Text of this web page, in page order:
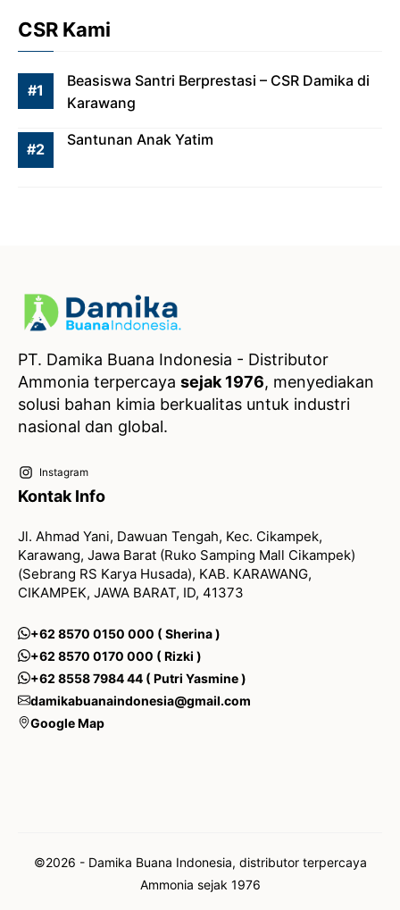
CSR Kami
Beasiswa Santri Berprestasi – CSR Damika di
Karawang
Santunan Anak Yatim
PT. Damika Buana Indonesia - Distributor
Ammonia terpercaya sejak 1976, menyediakan
solusi bahan kimia berkualitas untuk industri
nasional dan global.
Instagram
Kontak Info
Jl. Ahmad Yani, Dawuan Tengah, Kec. Cikampek,
Karawang, Jawa Barat (Ruko Samping Mall Cikampek)
(Sebrang RS Karya Husada), KAB. KARAWANG,
CIKAMPEK, JAWA BARAT, ID, 41373
+62 8570 0150 000 ( Sherina )
+62 8570 0170 000 ( Rizki )
+62 8558 7984 44 ( Putri Yasmine )
damikabuanaindonesia@gmail.com
Google Map
©2026 - Damika Buana Indonesia, distributor terpercaya
Ammonia sejak 1976